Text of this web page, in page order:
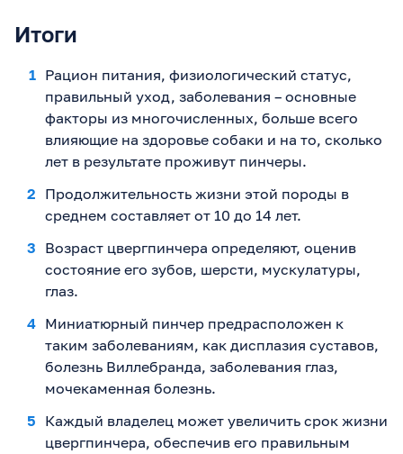
Итоги
Рацион питания, физиологический статус,
правильный уход, заболевания – основные
факторы из многочисленных, больше всего
влияющие на здоровье собаки и на то, сколько
лет в результате проживут пинчеры.
Продолжительность жизни этой породы в
среднем составляет от 10 до 14 лет.
Возраст цвергпинчера определяют, оценив
состояние его зубов, шерсти, мускулатуры,
глаз.
Миниатюрный пинчер предрасположен к
таким заболеваниям, как дисплазия суставов,
болезнь Виллебранда, заболевания глаз,
мочекаменная болезнь.
Каждый владелец может увеличить срок жизни
цвергпинчера, обеспечив его правильным